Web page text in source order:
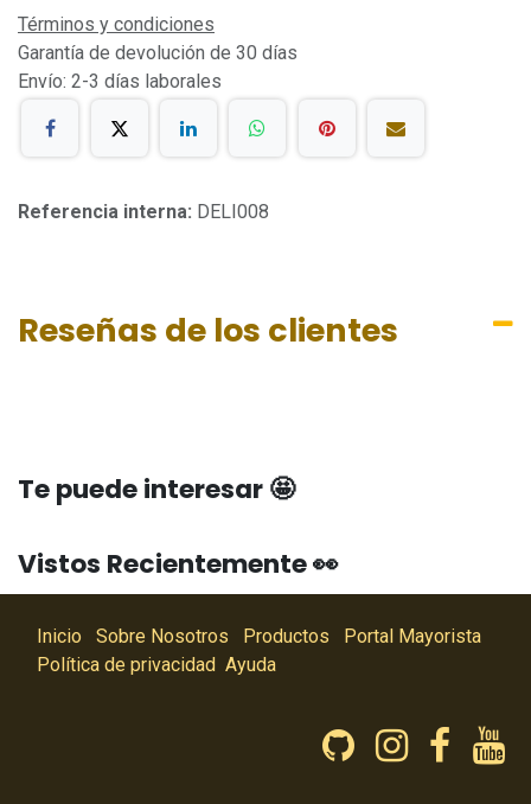
Términos y condiciones
Garantía de devolución de 30 días
Envío: 2-3 días laborales
Referencia interna: DELI008
Reseñas de los clientes
Te puede interesar 🤩
Vistos Recientemente 👀
Inicio Sobre Nosotros Productos
Portal Mayorista
Política de privacidad Ayuda